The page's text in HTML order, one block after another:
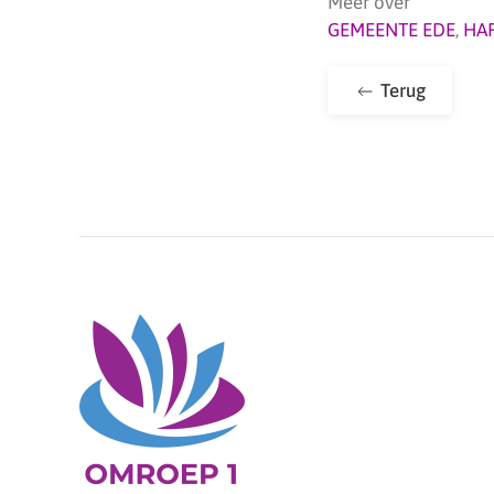
GEMEENTE EDE,
Terug